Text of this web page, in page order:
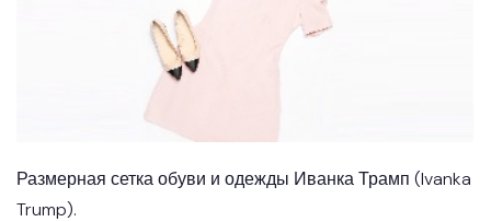
Размерная сетка обуви и одежды Иванка Трамп (Ivanka
Trump).